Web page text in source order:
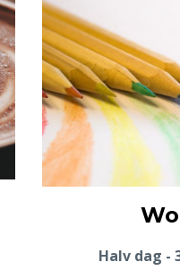
Halv dag -